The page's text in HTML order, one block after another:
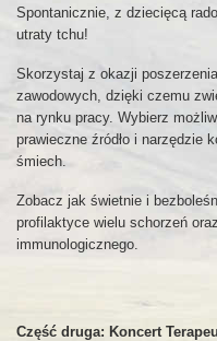
Spontanicznie, z dziecięcą
utraty tchu!
Skorzystaj z okazji
zawodowych, dzięki czemu
na rynku pracy. Wybierz
prawieczne źródło i narzędzie
śmiech.
Zobacz jak świetnie i
profilaktyce wielu schorzeń
immunologicznego.
Część druga: Koncert